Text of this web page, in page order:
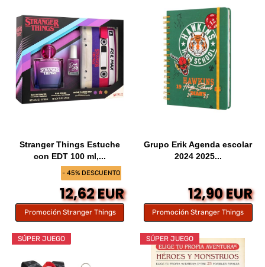
- 45% DESCUENTO
Stranger Things Estuche
con EDT 100 ml,...
12,62 EUR
Promoción Stranger Things
Grupo Erik Agenda escolar
2024 2025...
12,90 EUR
Promoción Stranger Things
SÚPER JUEGO SÚPER JUEGO